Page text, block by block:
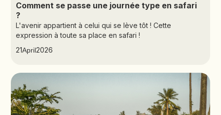
Comment se passe une journée type en safari
?
L'avenir appartient à celui qui se lève tôt ! Cette
expression à toute sa place en safari !
21April2026